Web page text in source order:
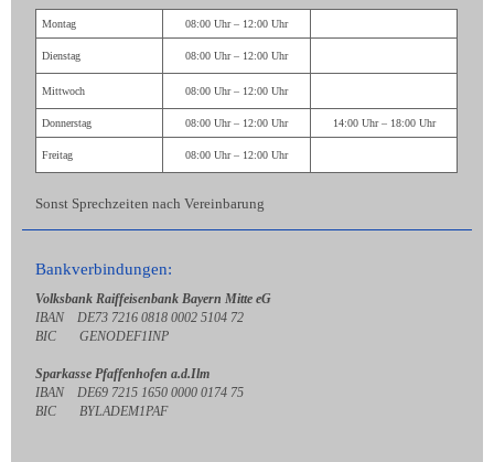
Montag 08:00 Uhr – 12:00 Uhr
Dienstag 08:00 Uhr – 12:00 Uhr
Mittwoch 08:00 Uhr – 12:00 Uhr
Donnerstag 08:00 Uhr – 12:00 Uhr 14:00 Uhr – 18:00 Uhr
Freitag 08:00 Uhr – 12:00 Uhr
Sonst Sprechzeiten nach Vereinbarung
Bankverbindungen:
Volksbank Raiffeisenbank Bayern Mitte eG
IBAN DE73 7216 0818 0002 5104 72
BIC GENODEF1INP
Sparkasse Pfaffenhofen a.d.Ilm
IBAN DE69 7215 1650 0000 0174 75
BIC BYLADEM1PAF